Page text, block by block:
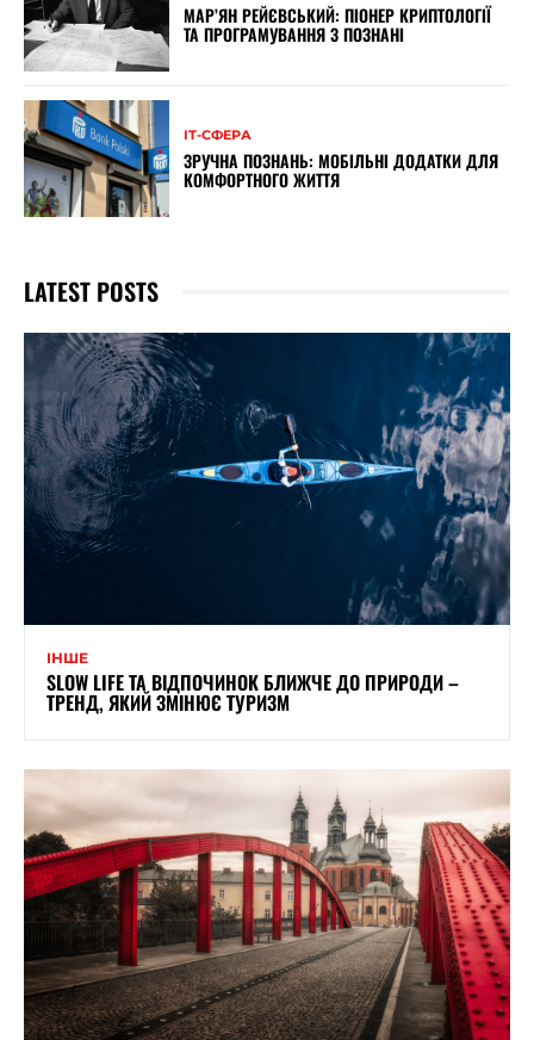
МАР’ЯН РЕЙЄВСЬКИЙ: ПІОНЕР КРИПТОЛОГІЇ
ТА ПРОГРАМУВАННЯ З ПОЗНАНІ
ІТ-СФЕРА
ЗРУЧНА ПОЗНАНЬ: МОБІЛЬНІ ДОДАТКИ ДЛЯ
КОМФОРТНОГО ЖИТТЯ
LATEST POSTS
ІНШЕ
SLOW LIFE ТА ВІДПОЧИНОК БЛИЖЧЕ ДО ПРИРОДИ –
ТРЕНД, ЯКИЙ ЗМІНЮЄ ТУРИЗМ